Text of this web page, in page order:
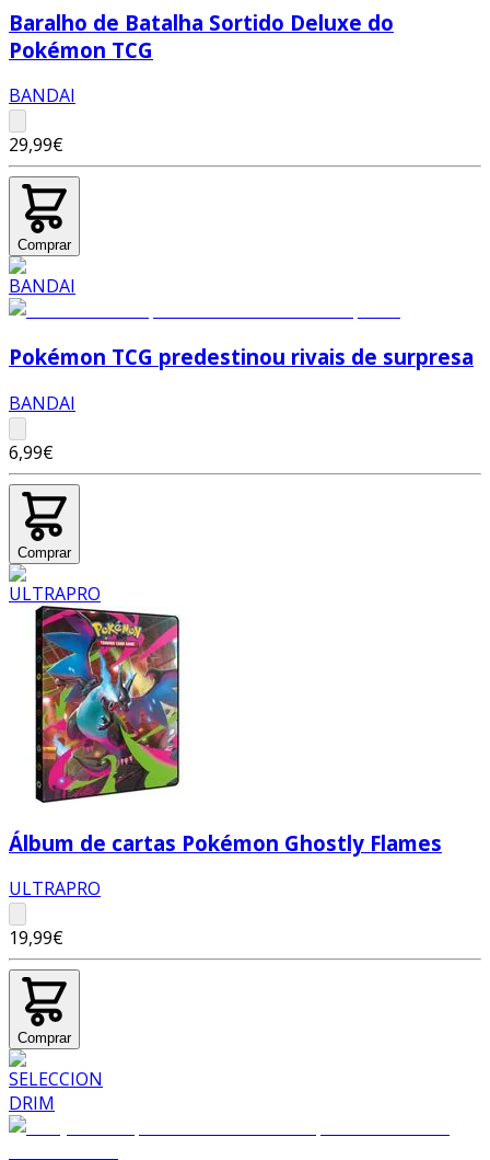
Baralho de Batalha Sortido Deluxe do
Pokémon TCG
BANDAI
29,99€
Comprar
Pokémon TCG predestinou rivais de surpresa
BANDAI
6,99€
Comprar
Álbum de cartas Pokémon Ghostly Flames
ULTRAPRO
19,99€
Comprar